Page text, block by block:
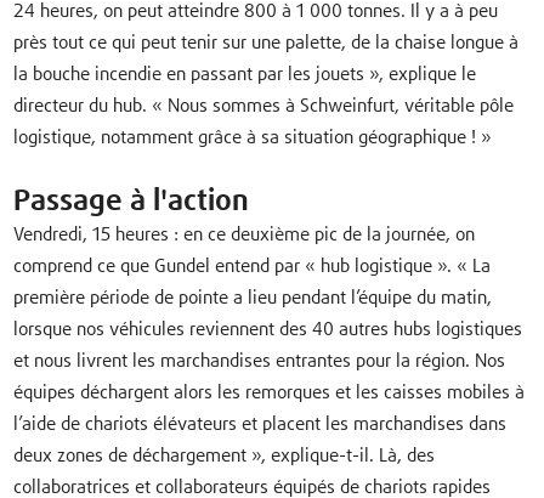
24 heures, on peut atteindre 800 à 1 000 tonnes. Il y a à peu
près tout ce qui peut tenir sur une palette, de la chaise longue à
la bouche incendie en passant par les jouets », explique le
directeur du hub. « Nous sommes à Schweinfurt, véritable pôle
logistique, notamment grâce à sa situation géographique ! »
Passage à l'action
Vendredi, 15 heures : en ce deuxième pic de la journée, on
comprend ce que Gundel entend par « hub logistique ». « La
première période de pointe a lieu pendant l’équipe du matin,
lorsque nos véhicules reviennent des 40 autres hubs logistiques
et nous livrent les marchandises entrantes pour la région. Nos
équipes déchargent alors les remorques et les caisses mobiles à
l’aide de chariots élévateurs et placent les marchandises dans
deux zones de déchargement », explique-t-il. Là, des
collaboratrices et collaborateurs équipés de chariots rapides